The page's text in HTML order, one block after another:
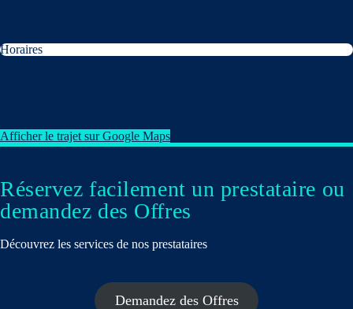
Horaires
Afficher le trajet sur Google Maps
Réservez facilement un prestataire ou
demandez des Offres
Découvrez les services de nos prestataires
Demandez des Offres